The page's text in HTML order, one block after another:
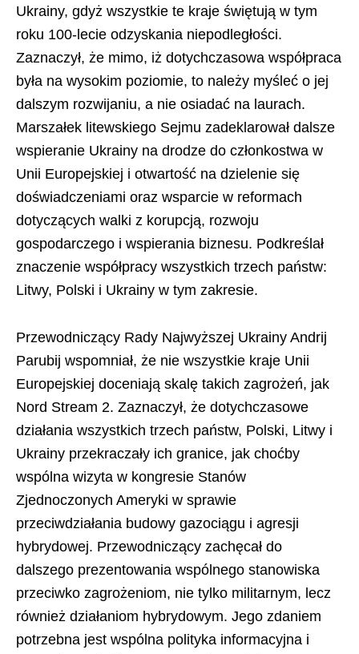
Ukrainy, gdyż wszystkie te kraje świętują w tym
roku 100-lecie odzyskania niepodległości.
Zaznaczył, że mimo, iż dotychczasowa współpraca
była na wysokim poziomie, to należy myśleć o jej
dalszym rozwijaniu, a nie osiadać na laurach.
Marszałek litewskiego Sejmu zadeklarował dalsze
wspieranie Ukrainy na drodze do członkostwa w
Unii Europejskiej i otwartość na dzielenie się
doświadczeniami oraz wsparcie w reformach
dotyczących walki z korupcją, rozwoju
gospodarczego i wspierania biznesu. Podkreślał
znaczenie współpracy wszystkich trzech państw:
Litwy, Polski i Ukrainy w tym zakresie.
Przewodniczący Rady Najwyższej Ukrainy Andrij
Parubij wspomniał, że nie wszystkie kraje Unii
Europejskiej doceniają skalę takich zagrożeń, jak
Nord Stream 2. Zaznaczył, że dotychczasowe
działania wszystkich trzech państw, Polski, Litwy i
Ukrainy przekraczały ich granice, jak choćby
wspólna wizyta w kongresie Stanów
Zjednoczonych Ameryki w sprawie
przeciwdziałania budowy gazociągu i agresji
hybrydowej. Przewodniczący zachęcał do
dalszego prezentowania wspólnego stanowiska
przeciwko zagrożeniom, nie tylko militarnym, lecz
również działaniom hybrydowym. Jego zdaniem
potrzebna jest wspólna polityka informacyjna i